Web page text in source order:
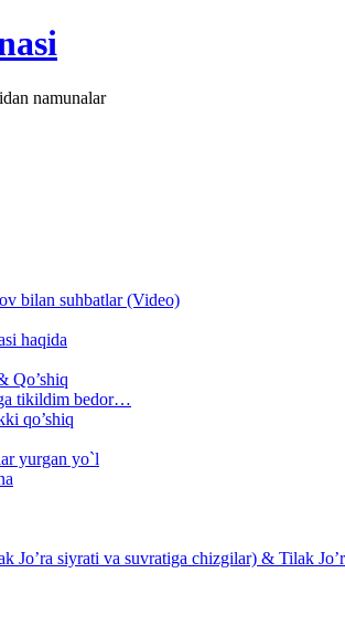
namunalar
bilan suhbatlar (Video)
haqida
Qo’shiq
tikildim bedor…
qo’shiq
yurgan yo`l
Jo’ra siyrati va suvratiga chizgilar) & Tilak